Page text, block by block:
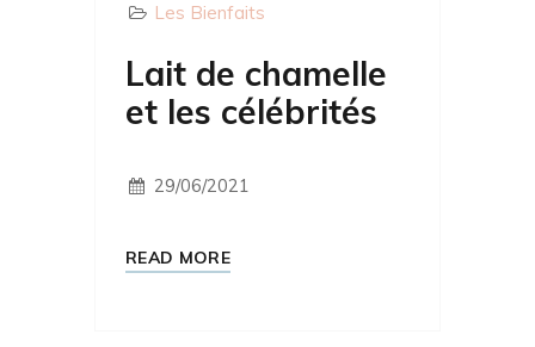
Les Bienfaits
Lait de chamelle
et les célébrités
29/06/2021
READ MORE